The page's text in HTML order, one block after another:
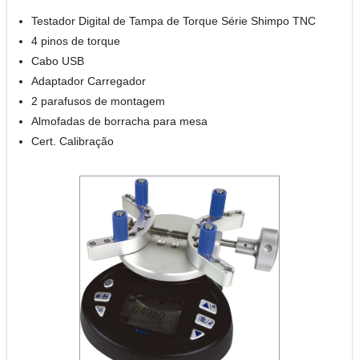
Testador Digital de Tampa de Torque Série Shimpo TNC
4 pinos de torque
Cabo USB
Adaptador Carregador
2 parafusos de montagem
Almofadas de borracha para mesa
Cert. Calibração